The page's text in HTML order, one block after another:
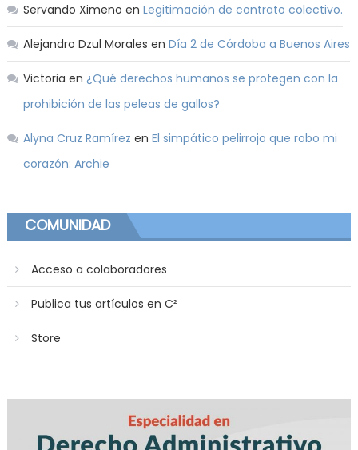
Servando Ximeno en Legitimación de contrato colectivo.
Alejandro Dzul Morales en Día 2 de Córdoba a Buenos Aires
Victoria en ¿Qué derechos humanos se protegen con la
prohibición de las peleas de gallos?
Alyna Cruz Ramírez en El simpático pelirrojo que robo mi
corazón: Archie
COMUNIDAD
Acceso a colaboradores
Publica tus artículos en C²
Store